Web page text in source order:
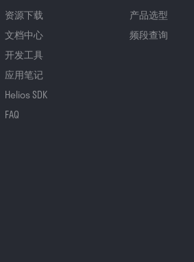
资源下载
文档中心
开发工具
应用笔记
Helios SDK
FAQ
产品选型
频段查询